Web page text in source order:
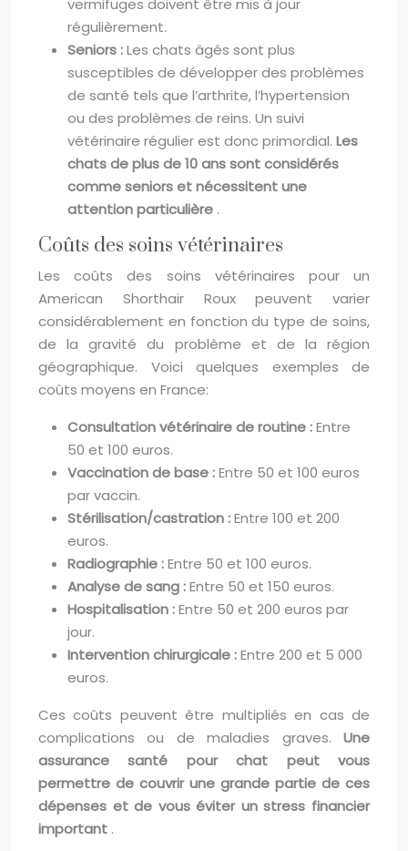
vermifuges doivent être mis à jour
régulièrement.
Seniors :Les chats âgés sont plus
susceptibles de développer des problèmes
de santé tels que l’arthrite, l’hypertension
ou des problèmes de reins. Un suivi
vétérinaire régulier est donc primordial. Les
chats de plus de 10 ans sont considérés
comme seniors et nécessitent une
attention particulière .
Coûts des soins vétérinaires
Les coûts des soins vétérinaires pour un
American Shorthair Roux peuvent varier
considérablement en fonction du type de soins,
de la gravité du problème et de la région
géographique. Voici quelques exemples de
coûts moyens en France:
Consultation vétérinaire de routine :Entre
50 et 100 euros.
Vaccination de base :Entre 50 et 100 euros
par vaccin.
Stérilisation/castration :Entre 100 et 200
euros.
Radiographie :Entre 50 et 100 euros.
Analyse de sang :Entre 50 et 150 euros.
Hospitalisation :Entre 50 et 200 euros par
jour.
Intervention chirurgicale :Entre 200 et 5 000
euros.
Ces coûts peuvent être multipliés en cas de
complications ou de maladies graves. Une
assurance santé pour chat peut vous
permettre de couvrir une grande partie de ces
dépenses et de vous éviter un stress financier
important .